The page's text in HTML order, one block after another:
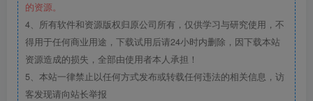
的资源。
4、所有软件和资源版权归原公司所有，仅供学习与研究使用，不
得用于任何商业用途，下载试用后请24小时内删除，因下载本站
资源造成的损失，全部由使用者本人承担！
5、本站一律禁止以任何方式发布或转载任何违法的相关信息，访
客发现请向站长举报